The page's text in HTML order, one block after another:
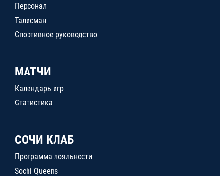
Персонал
Талисман
Спортивное руководство
МАТЧИ
Календарь игр
Статистика
СОЧИ КЛАБ
Программа лояльности
Sochi Queens